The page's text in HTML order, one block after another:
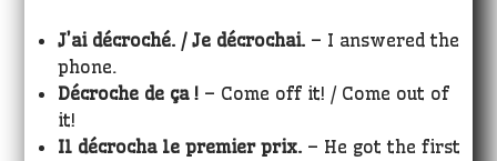
J’ai décroché. / Je décrochai. – I answered the
phone.
Décroche de ça ! – Come off it! / Come out of
it!
Il décrocha le premier prix. – He got the first